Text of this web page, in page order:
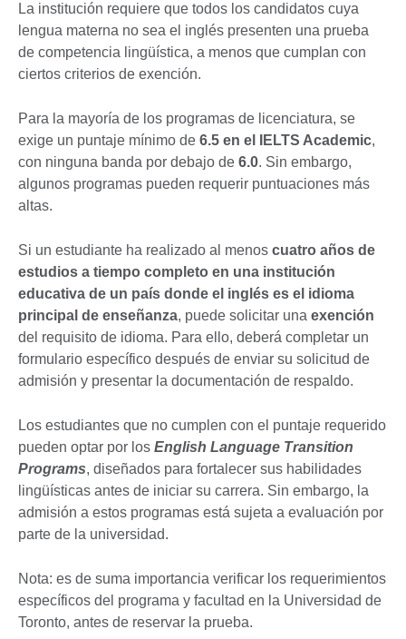
La institución requiere que todos los candidatos cuya
lengua materna no sea el inglés presenten una prueba
de competencia lingüística, a menos que cumplan con
ciertos criterios de exención.
Para la mayoría de los programas de licenciatura, se
exige un puntaje mínimo de 6.5 en el IELTS Academic,
con ninguna banda por debajo de 6.0. Sin embargo,
algunos programas pueden requerir puntuaciones más
altas.
Si un estudiante ha realizado al menos cuatro años de
estudios a tiempo completo en una institución
educativa de un país donde el inglés es el idioma
principal de enseñanza, puede solicitar una exención
del requisito de idioma. Para ello, deberá completar un
formulario específico después de enviar su solicitud de
admisión y presentar la documentación de respaldo.
Los estudiantes que no cumplen con el puntaje requerido
pueden optar por los English Language Transition
Programs, diseñados para fortalecer sus habilidades
lingüísticas antes de iniciar su carrera. Sin embargo, la
admisión a estos programas está sujeta a evaluación por
parte de la universidad.
Nota: es de suma importancia verificar los requerimientos
específicos del programa y facultad en la Universidad de
Toronto, antes de reservar la prueba.